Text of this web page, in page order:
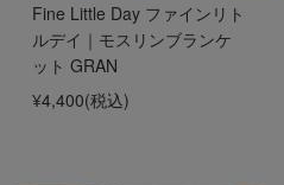
Fine Little Day ファインリト
ルデイ｜モスリンブランケ
ット GRAN
¥4,400(税込)